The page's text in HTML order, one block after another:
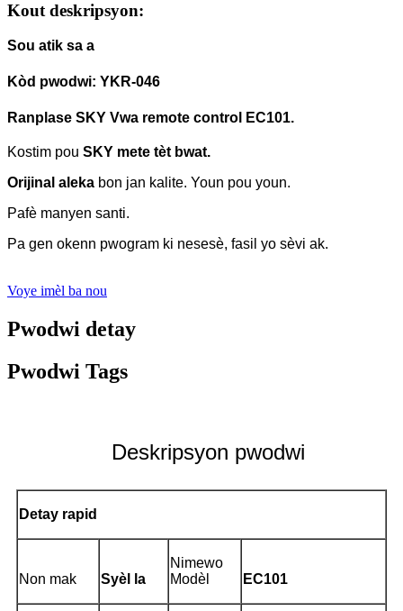
Kout deskripsyon:
Sou atik sa a
Kòd pwodwi: YKR-046
Ranplase SKY Vwa remote control EC101.
Kostim pou SKY mete tèt bwat.
Orijinal aleka bon jan kalite. Youn pou youn.
Pafè manyen santi.
Pa gen okenn pwogram ki nesesè, fasil yo sèvi ak.
Voye imèl ba nou
Pwodwi detay
Pwodwi Tags
Deskripsyon pwodwi
Detay rapid
Non mak Syèl la
Nimewo
Modèl
EC101